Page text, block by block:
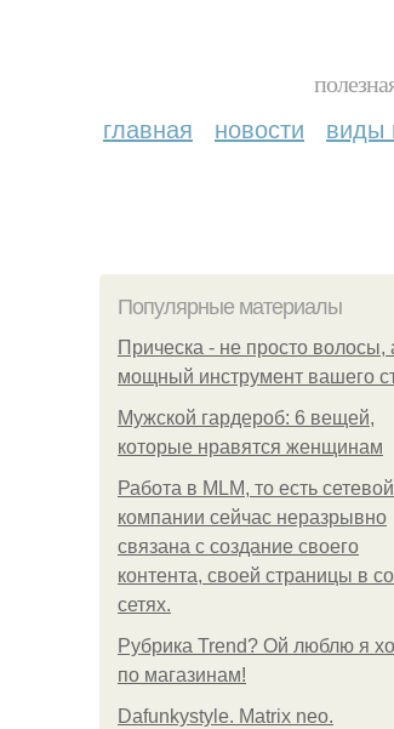
главная новости виды
Популярные материалы
Прическа - не просто волосы,
мощный инструмент вашего
Мужской гардероб: 6 вещей,
которые нравятся женщинам
Работа в MLM, то есть сетевой
компании сейчас неразрывно
связана с создание своего
контента, своей страницы в
сетях.
Рубрика Trend? Ой люблю я
по магазинам!
Dafunkystyle. Matrix neo.